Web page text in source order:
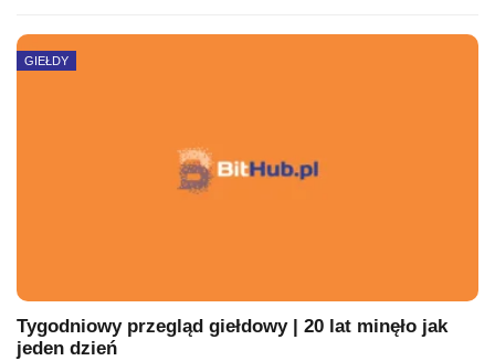
GIEŁDY
Tygodniowy przegląd giełdowy | 20 lat minęło jak
jeden dzień